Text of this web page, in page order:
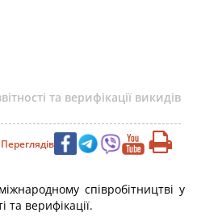
та верифікації викидів
Переглядів
співробітництві у
та верифікації.